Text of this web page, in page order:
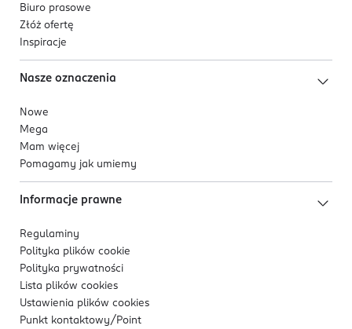
Biuro prasowe
Złóż ofertę
Inspiracje
Nasze oznaczenia
Nowe
Mega
Mam więcej
Pomagamy jak umiemy
Informacje prawne
Regulaminy
Polityka plików cookie
Polityka prywatności
Lista plików cookies
Ustawienia plików cookies
Punkt kontaktowy/ Point